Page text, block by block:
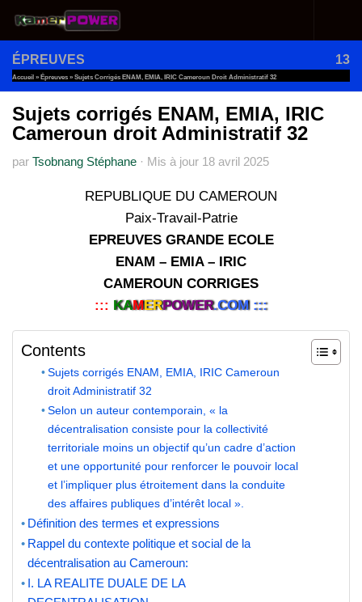
Au dessous du contenu
ÉPREUVES 13
Accueil » Épreuves » Sujets Corrigés ENAM, EMIA, IRIC Cameroun Droit Administratif 32
Sujets corrigés ENAM, EMIA, IRIC
Cameroun droit Administratif 32
par Tsobnang Stéphane · Mis à jour 18 avril 2025
REPUBLIQUE DU CAMEROUN
Paix-Travail-Patrie
EPREUVES GRANDE ECOLE
ENAM – EMIA – IRIC
CAMEROUN CORRIGES
::: KAMERPOWER.COM :::
Contents
Sujets corrigés ENAM, EMIA, IRIC Cameroun
droit Administratif 32
Selon un auteur contemporain, « la
décentralisation consiste pour la collectivité
territoriale moins un objectif qu’un cadre d’action
et une opportunité pour renforcer le pouvoir local
et l’impliquer plus étroitement dans la conduite
des affaires publiques d’intérêt local ».
Définition des termes et expressions
Rappel du contexte politique et social de la
décentralisation au Cameroun:
I. LA REALITE DUALE DE LA